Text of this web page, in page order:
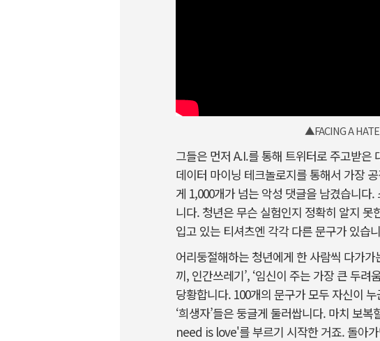
▲FACING A
그들은 먼저 A.I.를 통해 트위터로 주고받
데이터 마이닝 테크놀로지를 통해서 가장
게 1,000개가 넘는 악성 댓글을 남겼습니
니다. 청년은 무슨 실험인지 정확히 알지
입고 있는 티셔츠엔 각각 다른 문구가 있습
어리둥절해하는 청년에게 한 사람씩 다가
끼, 인간쓰레기’, ‘임신이 주는 가장 큰 두
당황합니다. 100개의 문구가 모두 자신이
‘희생자’들은 둥글게 둘러쌉니다. 마치 보
need is love'를 부르기 시작한 거죠. 돌아